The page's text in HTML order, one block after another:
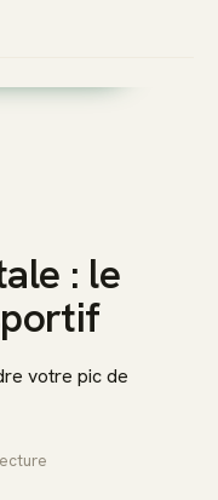
dès
: le
votre pic de